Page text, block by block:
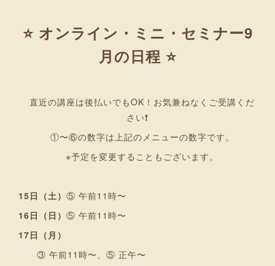
⭐ オンライン・ミニ・セミナー9
月の日程 ⭐
直近の講座は後払いでもOK！お気兼ねなくご受講くだ
さい❗
①〜⑥の数字は上記のメニューの数字です。
※予定を変更することもございます。
15日（土） ⑤ 午前11時〜
16日（日） ⑤ 午前11時〜
17日（月）
③ 午前11時〜、⑤ 正午〜